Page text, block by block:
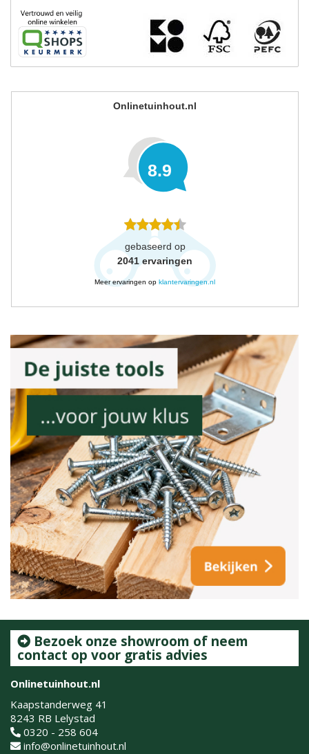
Onlinetuinhout.nl
8.9
gebaseerd op
2041 ervaringen
Meer ervaringen op klantervaringen.nl
Bezoek onze showroom of neem
contact op voor gratis advies
Onlinetuinhout.nl
Kaapstanderweg 41
8243 RB Lelystad
0320 - 258 604
info@onlinetuinhout.nl